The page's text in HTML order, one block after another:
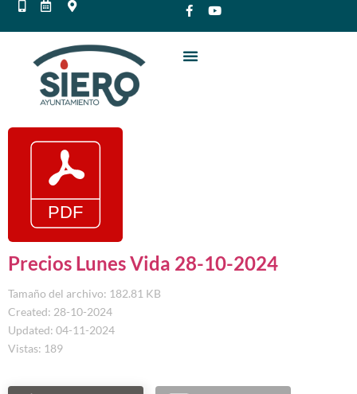
Precios Lunes Vida 28-10-2024
Tamaño del archivo: 182.81 KB
Created: 28-10-2024
Updated: 04-11-2024
Vistas: 189